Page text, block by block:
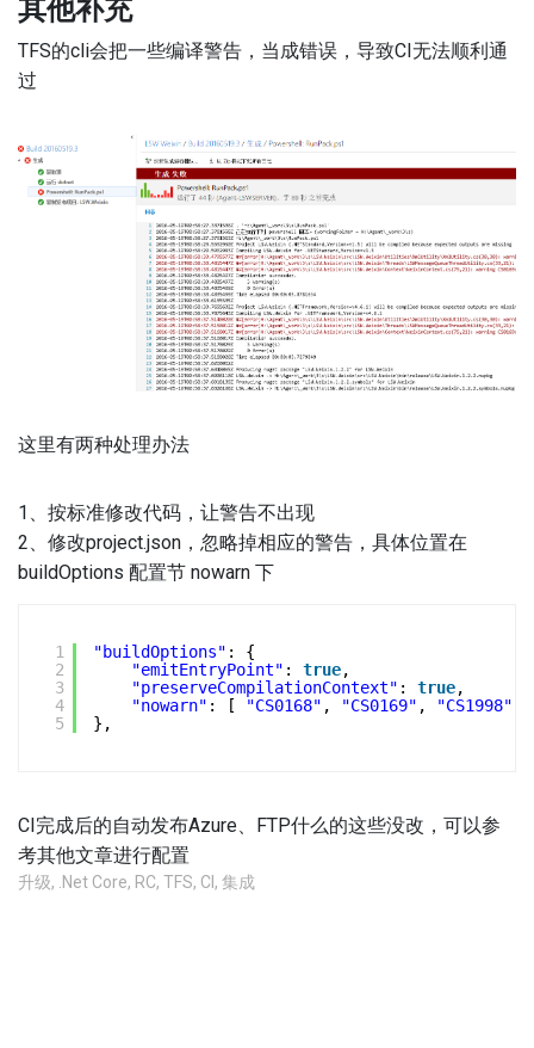
其他补充
TFS的cli会把一些编译警告，当成错误，导致CI无法顺利通
过
这里有两种处理办法
1、按标准修改代码，让警告不出现
2、修改project.json，忽略掉相应的警告，具体位置在
buildOptions 配置节 nowarn 下
1
2
3
4
5
"buildOptions" : {
"emitEntryPoint" : true,
"preserveCompilationContext" : true,
"nowarn" : [ "CS0168" , "CS0169" , "CS1998"
},
CI完成后的自动发布Azure、FTP什么的这些没改，可以参
考其他文章进行配置
升级, .Net Core, RC, TFS, CI , 集成